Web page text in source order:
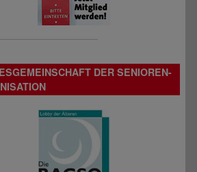
DER SENIOREN-